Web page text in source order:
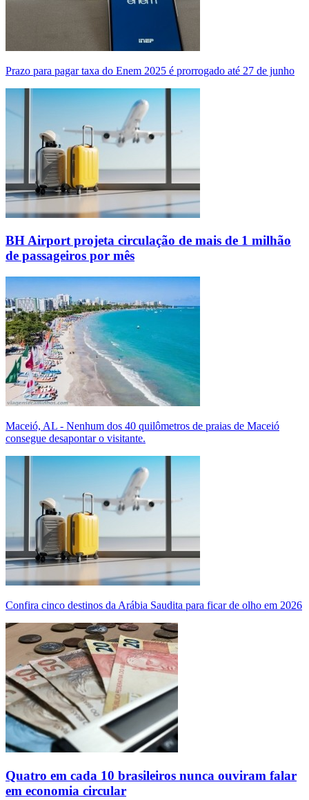
Prazo para pagar taxa do Enem 2025 é prorrogado até 27 de junho
BH Airport projeta circulação de mais de 1 milhão
de passageiros por mês
Maceió, AL - Nenhum dos 40 quilômetros de praias de Maceió
consegue desapontar o visitante.
Confira cinco destinos da Arábia Saudita para ficar de olho em 2026
Quatro em cada 10 brasileiros nunca ouviram falar
em economia circular